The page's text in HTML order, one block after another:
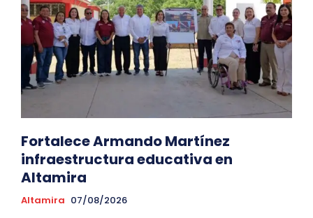
Fortalece Armando Martínez
infraestructura educativa en
Altamira
Altamira 07/08/2026